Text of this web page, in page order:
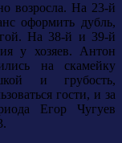
возросла. На 23-й
оформить дубль,
На 38-й и 39-й
у хозяев. Антон
на скамейку
и грубость,
гости, и за
Егор Чугуев